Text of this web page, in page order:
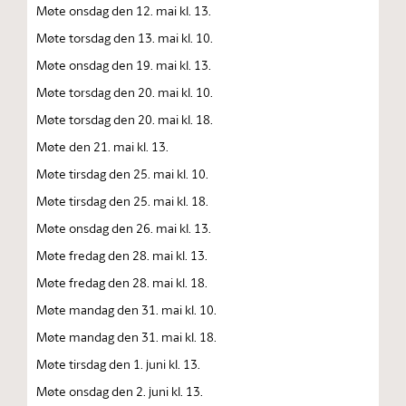
Møte onsdag den 12. mai kl. 13.
Møte torsdag den 13. mai kl. 10.
Møte onsdag den 19. mai kl. 13.
Møte torsdag den 20. mai kl. 10.
Møte torsdag den 20. mai kl. 18.
Møte den 21. mai kl. 13.
Møte tirsdag den 25. mai kl. 10.
Møte tirsdag den 25. mai kl. 18.
Møte onsdag den 26. mai kl. 13.
Møte fredag den 28. mai kl. 13.
Møte fredag den 28. mai kl. 18.
Møte mandag den 31. mai kl. 10.
Møte mandag den 31. mai kl. 18.
Møte tirsdag den 1. juni kl. 13.
Møte onsdag den 2. juni kl. 13.